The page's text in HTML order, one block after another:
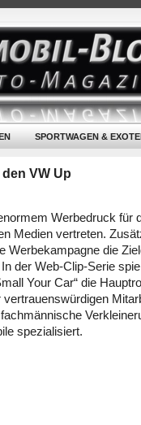
SPORTWAGEN &
VW Up
Werbedruck für
Medien vertreten.
Werbekampagne die
der Web-Clip-Serie
Your Car“ die
vertrauenswürdigen
spezialisiert.